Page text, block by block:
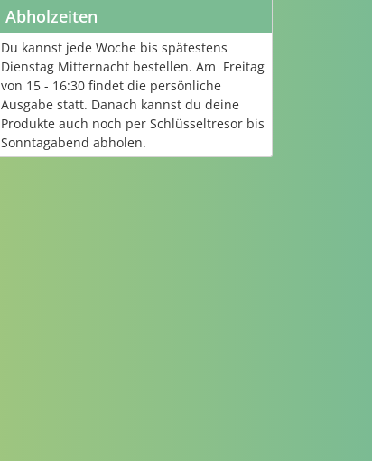
Abholzeiten
Du kannst jede Woche bis spätestens
Dienstag Mitternacht bestellen. Am Freitag
von 15 - 16:30 findet die persönliche
Ausgabe statt. Danach kannst du deine
Produkte auch noch per Schlüsseltresor bis
Sonntagabend abholen.